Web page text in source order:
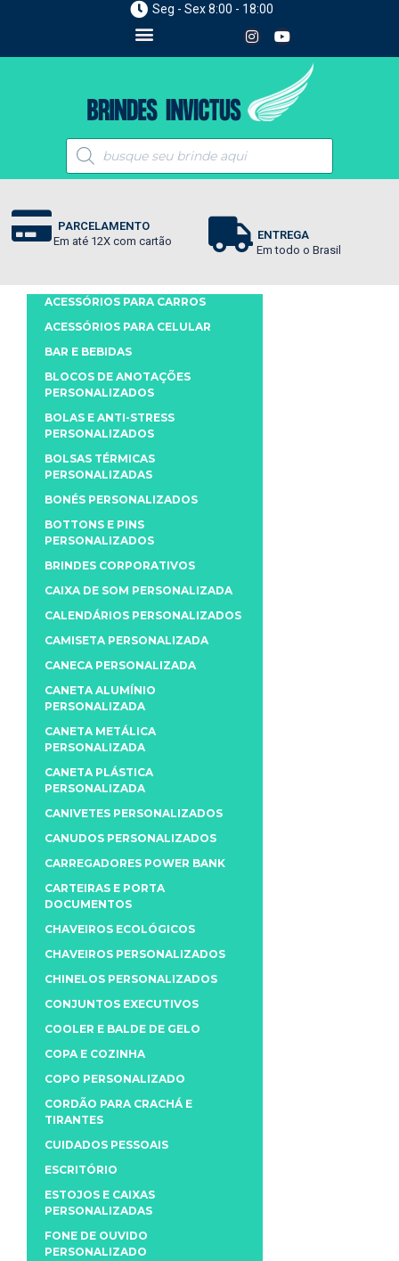
Seg - Sex 8:00 - 18:00
PARCELAMENTO
Em até 12X com cartão
ENTREGA
Em todo o Brasil
ACESSÓRIOS PARA CARROS
ACESSÓRIOS PARA CELULAR
BAR E BEBIDAS
BLOCOS DE ANOTAÇÕES
PERSONALIZADOS
BOLAS E ANTI-STRESS
PERSONALIZADOS
BOLSAS TÉRMICAS
PERSONALIZADAS
BONÉS PERSONALIZADOS
BOTTONS E PINS
PERSONALIZADOS
BRINDES CORPORATIVOS
CAIXA DE SOM PERSONALIZADA
CALENDÁRIOS PERSONALIZADOS
CAMISETA PERSONALIZADA
CANECA PERSONALIZADA
CANETA ALUMÍNIO
PERSONALIZADA
CANETA METÁLICA
PERSONALIZADA
CANETA PLÁSTICA
PERSONALIZADA
CANIVETES PERSONALIZADOS
CANUDOS PERSONALIZADOS
CARREGADORES POWER BANK
CARTEIRAS E PORTA
DOCUMENTOS
CHAVEIROS ECOLÓGICOS
CHAVEIROS PERSONALIZADOS
CHINELOS PERSONALIZADOS
CONJUNTOS EXECUTIVOS
COOLER E BALDE DE GELO
COPA E COZINHA
COPO PERSONALIZADO
CORDÃO PARA CRACHÁ E
TIRANTES
CUIDADOS PESSOAIS
ESCRITÓRIO
ESTOJOS E CAIXAS
PERSONALIZADAS
FONE DE OUVIDO
PERSONALIZADO